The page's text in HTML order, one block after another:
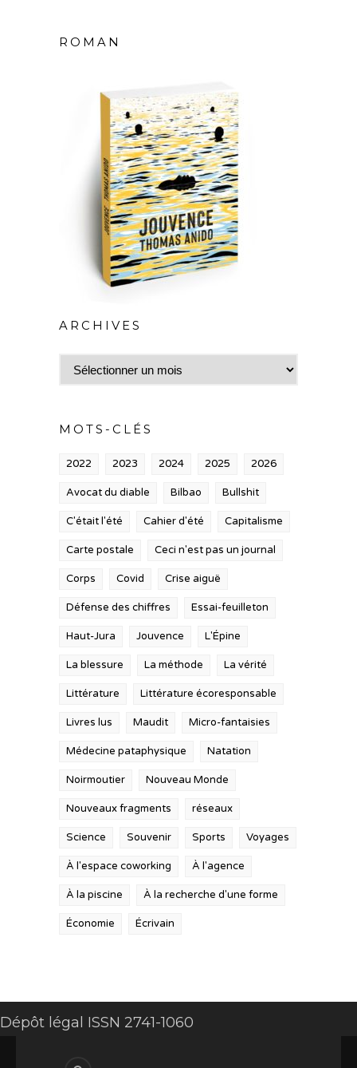
ROMAN
ARCHIVES
Archives
MOTS-CLÉS
2022 2023 2024 2025 2026
Avocat du diable Bilbao Bullshit
C'était l'été Cahier d'été Capitalisme
Carte postale Ceci n'est pas un journal
Corps Covid Crise aiguë
Défense des chiffres Essai-feuilleton
Haut-Jura Jouvence L'Épine
La blessure La méthode La vérité
Littérature Littérature écoresponsable
Livres lus Maudit Micro-fantaisies
Médecine pataphysique Natation
Noirmoutier Nouveau Monde
Nouveaux fragments réseaux
Science Souvenir Sports Voyages
À l'espace coworking À l'agence
À la piscine À la recherche d'une forme
Économie Écrivain
Dépôt légal ISSN 2741-1060